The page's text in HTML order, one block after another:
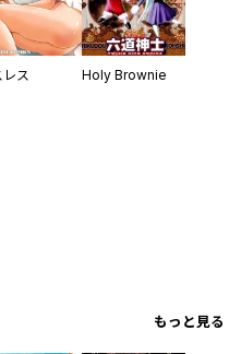
ス Holy Brownie
もっと見る